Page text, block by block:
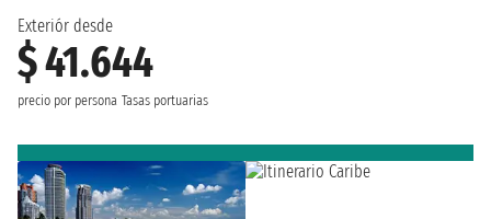
Exteriór desde
$ 41.644
precio por persona Tasas portuarias